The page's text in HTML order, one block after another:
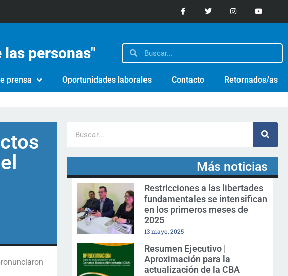
personas"
prensa Oportunidades laborales Contacto Retornados/as
Más noticias
Restricciones a las libertades
fundamentales se intensifican
en los primeros meses de
2025
13 mayo, 2025
Resumen Ejecutivo |
Aproximación para la
actualización de la CBA